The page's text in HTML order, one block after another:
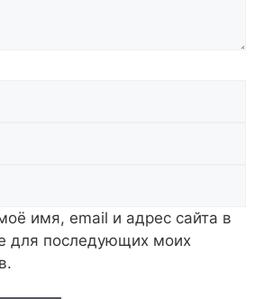
имя, email и адрес сайта в
для последующих моих